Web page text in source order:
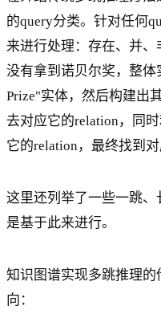
的query分类。针对任何
来进行处理：存在、并
没有拿到诺贝尔奖，整
Prize"实体，然后构建出
去对应它的relation，同
它的relation，最终找到对
这里还列举了一些一跳
是基于此来进行。
知识图谱实现多跳推理
向：